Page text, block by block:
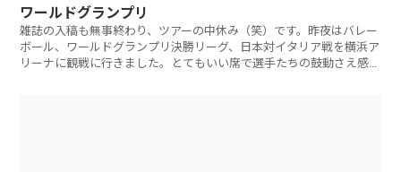
ワールドグランプリ
雑誌の入稿も無事終わり、ツアーの中休み（笑）です。昨夜はバレー
ボール、ワールドグランプリ決勝リーグ、日本対イタリア戦を横浜ア
リーナに観戦に行きました。とてもいい席で選手たちの鼓動さえ感じ